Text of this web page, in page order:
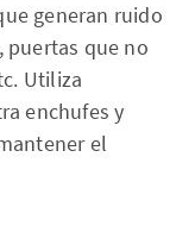
generan ruido
puertas que no
Utiliza
enchufes y
el